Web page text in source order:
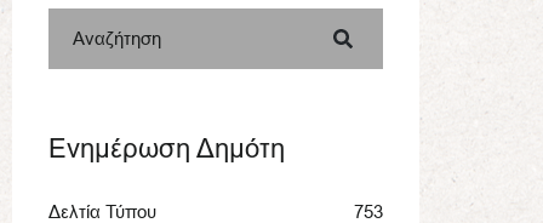
Αναζήτηση
Ενημέρωση Δημότη
Δελτία Τύπου 753